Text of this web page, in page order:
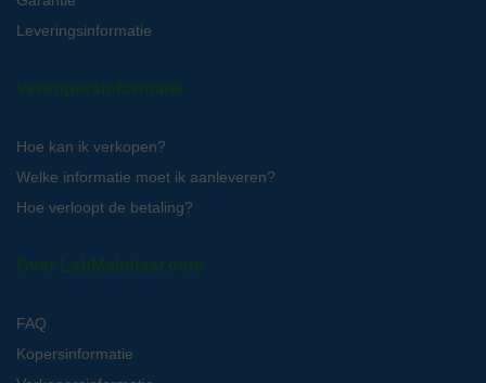
Leveringsinformatie
Verkopersinformatie
Hoe kan ik verkopen?
Welke informatie moet ik aanleveren?
Hoe verloopt de betaling?
Over LabMakelaar.com
FAQ
Kopersinformatie